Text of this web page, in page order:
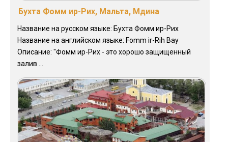
Бухта Фомм ир-Рих, Мальта, Мдина
Название на русском языке: Бухта Фомм ир-Рих
Название на английском языке: Fomm ir-Rih Bay
Описание: "Фомм ир-Рих - это хорошо защищенный
залив ...